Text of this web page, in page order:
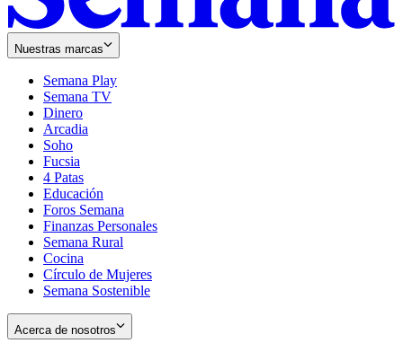
Nuestras marcas
Semana Play
Semana TV
Dinero
Arcadia
Soho
in
new
window
Fucsia
in
new
window
4 Patas
Educación
Foros Semana
Finanzas Personales
Semana Rural
Cocina
Círculo de Mujeres
Semana Sostenible
Acerca de nosotros